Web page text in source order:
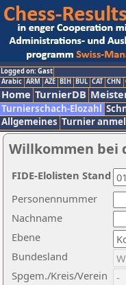
Logged on: Gast
Arabic ARM AZE BIH BUL CAT CHN
Home TurnierDB
Turnierschach-Elozahl
Allgemeines Turnier
Willkommen bei
Nachname
Ebene
Personennummer
Bundesland
Spgem./Kreis/Verein
FIDE-Elolisten Stand